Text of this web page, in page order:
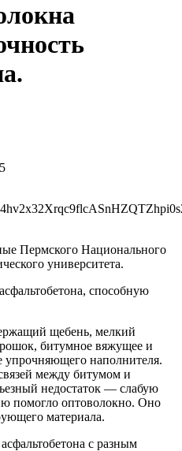
Пермского Национального
университета.
способную
щебень, мелкий
битумное вяжущее и
упрочняющего наполнителя.
между битумом и
недостаток — слабую
помогло оптоволокно. Оно
материала.
с разным